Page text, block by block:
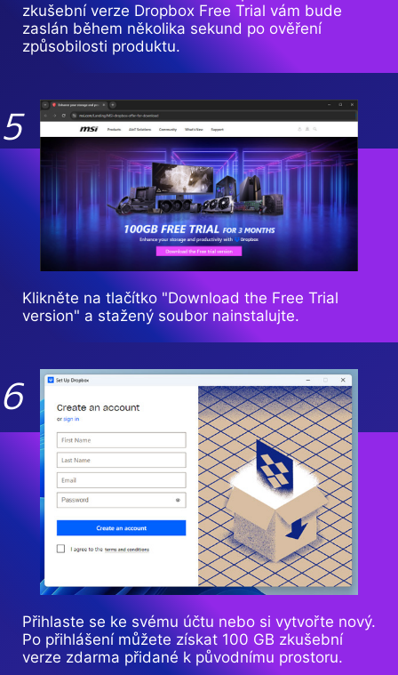
zkušební verze Dropbox Free Trial vám bude
zaslán během několika sekund po ověření
způsobilosti produktu.
Klikněte na tlačítko "Download the Free Trial
version" a stažený soubor nainstalujte.
Přihlaste se ke svému účtu nebo si vytvořte nový.
Po přihlášení můžete získat 100 GB zkušební
verze zdarma přidané k původnímu prostoru.